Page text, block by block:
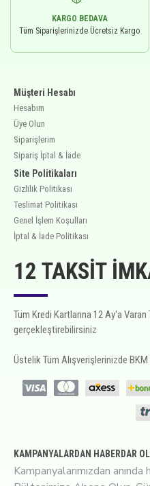
KARGO BEDAVA
Tüm Siparişlerinizde Ücretsiz Kargo
Müşteri Hesabı
Hesabım
Üye Olun
Siparişlerim
Sipariş İptal & İade
Site Politikaları
Gizlilik Politikası
Teslimat Politikası
Genel İşlem Koşulları
İptal & İade Politikası
12 TAKSIT
Tüm Kredi Kartlarına 12 Ay'a
gerçekleştirebilirsiniz
Üstelik Tüm Alışverişlerinizde
KAMPANYALARDAN HABERDAR
Kampanyalarımızdan